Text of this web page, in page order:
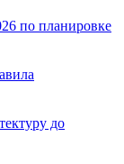
по планировке
до